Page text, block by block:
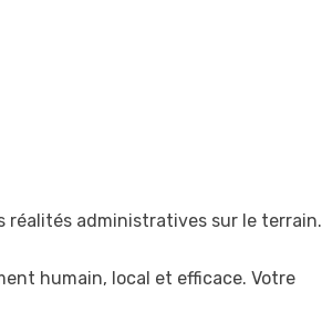
réalités administratives sur le terrain.
humain, local et efficace. Votre